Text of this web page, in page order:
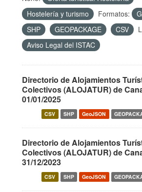
Hostelería y turismo
Formatos:
SHP
GEOPACKAGE CSV
Aviso Legal del ISTAC
Directorio de Alojamientos
Colectivos (ALOJATUR) de
01/01/2025
CSV SHP GeoJSON
Directorio de Alojamientos
Colectivos (ALOJATUR) de
31/12/2023
CSV SHP GeoJSON